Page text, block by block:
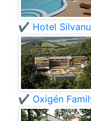
✔️ Hotel
✔️ Oxigén